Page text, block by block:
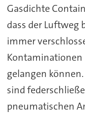
Gasdichte
dass der Luftweg
immer
Kontaminationen
gelangen
sind
pneumatischen